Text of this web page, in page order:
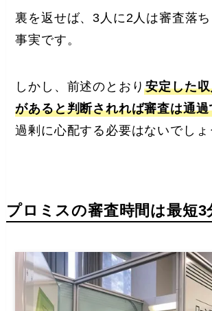
裏を返せば、3人に2人は審査落
事実です。
しかし、前述のとおり安定した
があると判断されれば審査は通過
過剰に心配する必要はないでしょ
プロミスの審査時間は最短3